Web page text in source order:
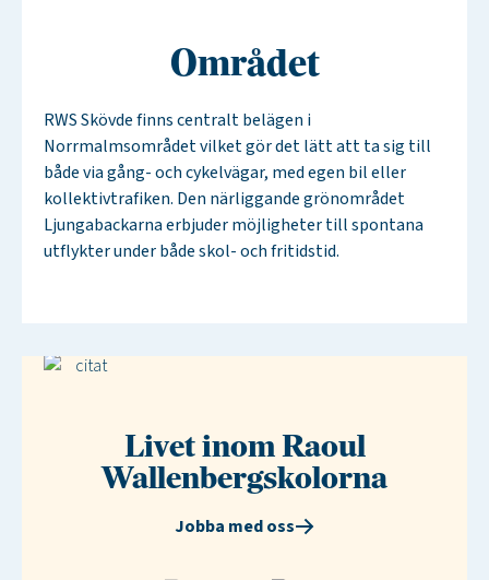
Området
RWS Skövde finns centralt belägen i
Norrmalmsområdet vilket gör det lätt att ta sig till
både via gång- och cykelvägar, med egen bil eller
kollektivtrafiken. Den närliggande grönområdet
Ljungabackarna erbjuder möjligheter till spontana
utflykter under både skol- och fritidstid.
Livet inom Raoul
Wallenbergskolorna
Jobba med oss